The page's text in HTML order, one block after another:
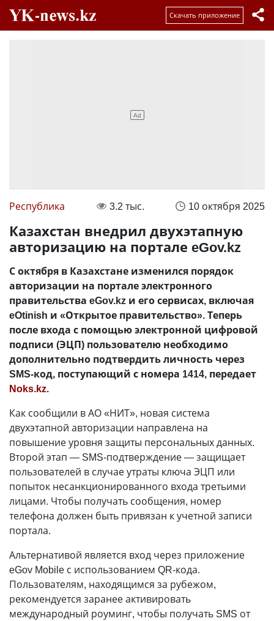
Скачать приложение
Республика 3.2 тыс. 10 октября 2025
Казахстан внедрил двухэтапную
авторизацию на портале eGov.kz
С октября в Казахстане изменился порядок
авторизации на портале электронного
правительства eGov.kz и его сервисах, включая
eOtinish и «Открытое правительство». Теперь
после входа с помощью электронной цифровой
подписи (ЭЦП) пользователю необходимо
дополнительно подтвердить личность через
SMS-код, поступающий с номера 1414, передает
Noks.kz.
Как сообщили в АО «НИТ», новая система
двухэтапной авторизации направлена на
повышение уровня защиты персональных данных.
Второй этап — SMS-подтверждение — защищает
пользователей в случае утраты ключа ЭЦП или
попыток несанкционированного входа третьими
лицами. Чтобы получать сообщения, номер
телефона должен быть привязан к учетной записи
портала.
Альтернативой является вход через приложение
eGov Mobile с использованием QR-кода.
Пользователям, находящимся за рубежом,
рекомендуется заранее активировать
международный роуминг, чтобы получать SMS от